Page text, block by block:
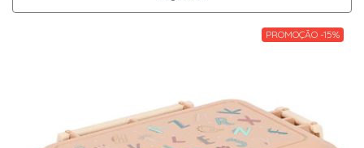
PROMOÇÃO -15%